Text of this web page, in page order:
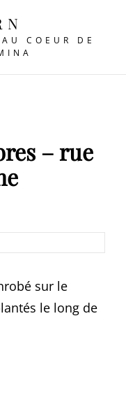
COEUR DE
– rue
sur le
le long de